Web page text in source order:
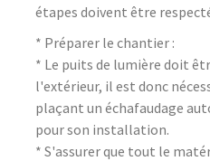
étapes doivent être
* Préparer le chantier :
* Le puits de lumière doit
l'extérieur, il est donc
plaçant un échafaudage
pour son installation.
* S'assurer que tout le